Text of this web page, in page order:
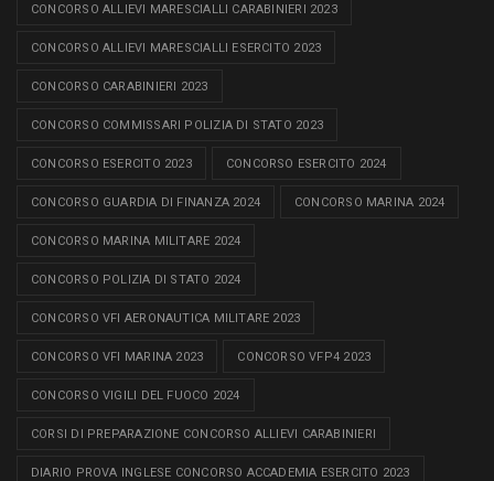
CONCORSO ALLIEVI MARESCIALLI CARABINIERI 2023
CONCORSO ALLIEVI MARESCIALLI ESERCITO 2023
CONCORSO CARABINIERI 2023
CONCORSO COMMISSARI POLIZIA DI STATO 2023
CONCORSO ESERCITO 2023 CONCORSO ESERCITO 2024
CONCORSO GUARDIA DI FINANZA 2024 CONCORSO MARINA 2024
CONCORSO MARINA MILITARE 2024
CONCORSO POLIZIA DI STATO 2024
CONCORSO VFI AERONAUTICA MILITARE 2023
CONCORSO VFI MARINA 2023 CONCORSO VFP4 2023
CONCORSO VIGILI DEL FUOCO 2024
CORSI DI PREPARAZIONE CONCORSO ALLIEVI CARABINIERI
DIARIO PROVA INGLESE CONCORSO ACCADEMIA ESERCITO 2023